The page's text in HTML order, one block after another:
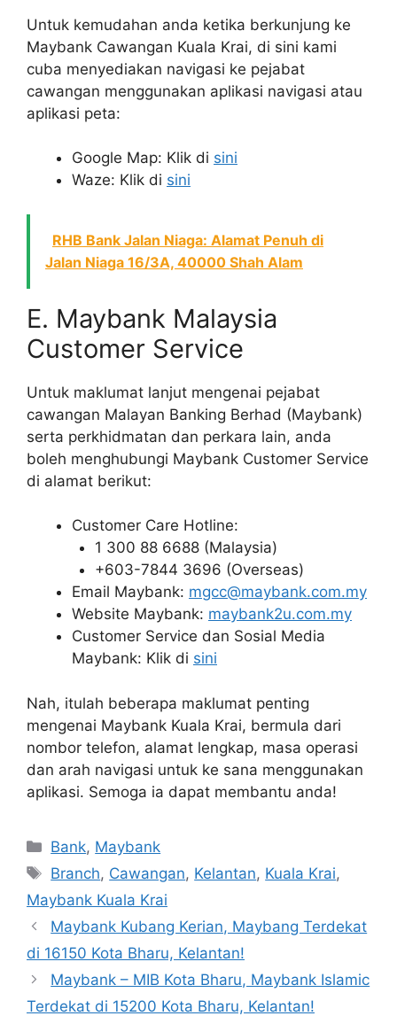
Untuk kemudahan anda ketika berkunjung ke
Maybank Cawangan Kuala Krai, di sini kami
cuba menyediakan navigasi ke pejabat
cawangan menggunakan aplikasi navigasi atau
aplikasi peta:
Google Map: Klik di sini
Waze: Klik di sini
RHB Bank Jalan Niaga: Alamat Penuh di
Jalan Niaga 16/3A, 40000 Shah Alam
E. Maybank Malaysia
Customer Service
Untuk maklumat lanjut mengenai pejabat
cawangan Malayan Banking Berhad (Maybank)
serta perkhidmatan dan perkara lain, anda
boleh menghubungi Maybank Customer Service
di alamat berikut:
Customer Care Hotline:
1 300 88 6688 (Malaysia)
+603-7844 3696 (Overseas)
Email Maybank: mgcc@maybank.com.my
Website Maybank: maybank2u.com.my
Customer Service dan Sosial Media
Maybank: Klik di sini
Nah, itulah beberapa maklumat penting
mengenai Maybank Kuala Krai, bermula dari
nombor telefon, alamat lengkap, masa operasi
dan arah navigasi untuk ke sana menggunakan
aplikasi. Semoga ia dapat membantu anda!
Categories
Bank, Maybank
Tags
Branch, Cawangan, Kelantan, Kuala Krai,
Maybank Kuala Krai
Maybank Kubang Kerian, Maybang Terdekat
di 16150 Kota Bharu, Kelantan!
Maybank – MIB Kota Bharu, Maybank Islamic
Terdekat di 15200 Kota Bharu, Kelantan!